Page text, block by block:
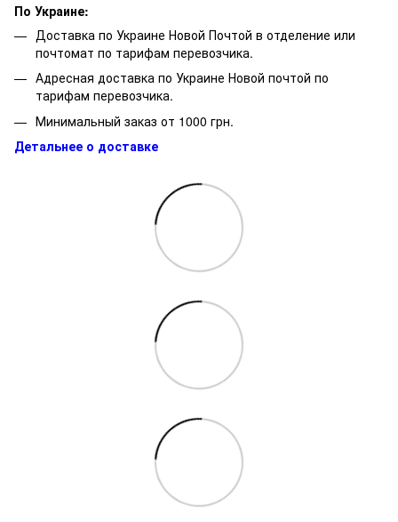
По Украине:
Доставка по Украине Новой Почтой в отделение или
почтомат по тарифам перевозчика.
Адресная доставка по Украине Новой почтой по
тарифам перевозчика.
Минимальный заказ от 1000 грн.
Детальнее о доставке